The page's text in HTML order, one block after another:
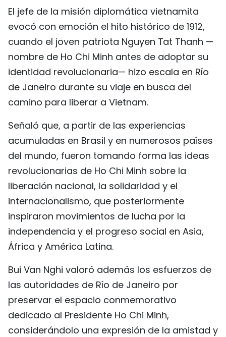
El jefe de la misión diplomática vietnamita
evocó con emoción el hito histórico de 1912,
cuando el joven patriota Nguyen Tat Thanh —
nombre de Ho Chi Minh antes de adoptar su
identidad revolucionaria— hizo escala en Río
de Janeiro durante su viaje en busca del
camino para liberar a Vietnam.
Señaló que, a partir de las experiencias
acumuladas en Brasil y en numerosos países
del mundo, fueron tomando forma las ideas
revolucionarias de Ho Chi Minh sobre la
liberación nacional, la solidaridad y el
internacionalismo, que posteriormente
inspiraron movimientos de lucha por la
independencia y el progreso social en Asia,
África y América Latina.
Bui Van Nghi valoró además los esfuerzos de
las autoridades de Río de Janeiro por
preservar el espacio conmemorativo
dedicado al Presidente Ho Chi Minh,
considerándolo una expresión de la amistad y